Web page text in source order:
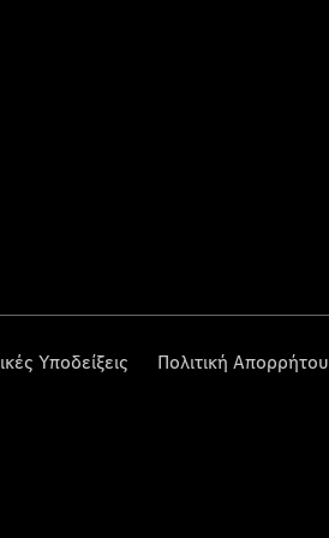
Υποδείξεις Πολιτική Απορρήτου